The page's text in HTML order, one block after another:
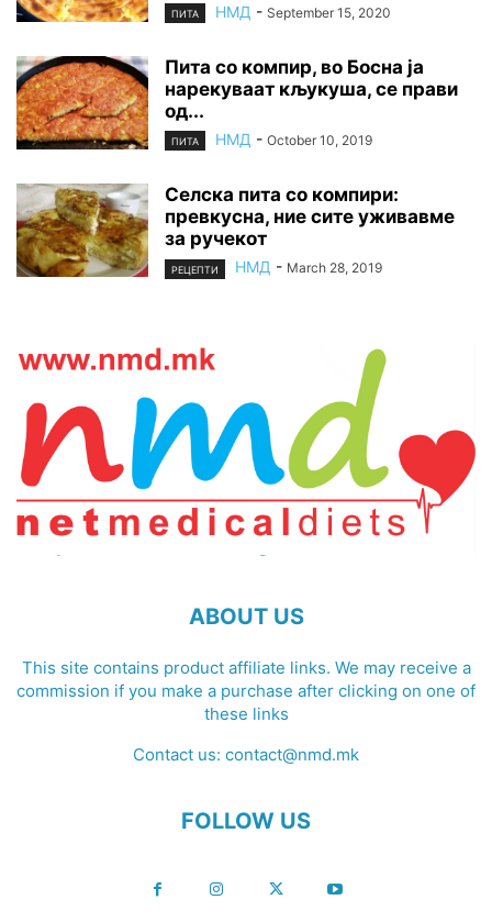
ПИТА НМД - September 15, 2020
Пита со компир, во Босна ја
нарекуваат кљукуша, се прави
од...
ПИТА НМД - October 10, 2019
Селска пита со компири:
превкусна, ние сите уживавме
за ручекот
РЕЦЕПТИ НМД - March 28, 2019
ABOUT US
This site contains product affiliate links. We may receive a
commission if you make a purchase after clicking on one of
these links
Contact us: contact@nmd.mk
FOLLOW US